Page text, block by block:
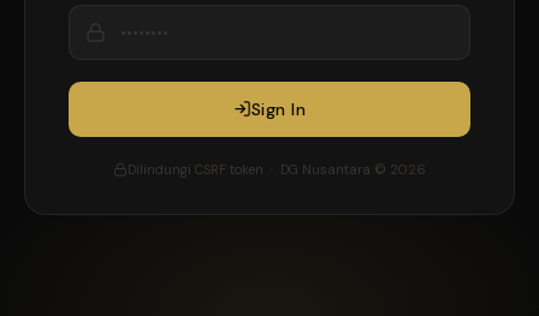
Sign In
Dilindungi CSRF token · DG Nusantara © 2026